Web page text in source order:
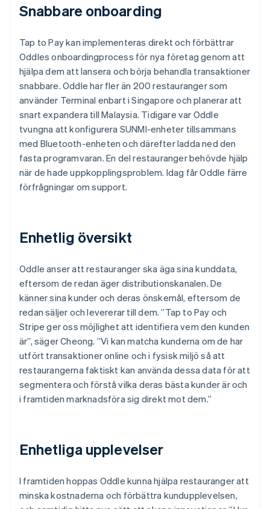
Snabbare onboarding
Tap to Pay kan implementeras direkt och förbättrar
Oddles onboardingprocess för nya företag genom att
hjälpa dem att lansera och börja behandla transaktioner
snabbare. Oddle har fler än 200 restauranger som
använder Terminal enbart i Singapore och planerar att
snart expandera till Malaysia. Tidigare var Oddle
tvungna att konfigurera SUNMI-enheter tillsammans
med Bluetooth-enheten och därefter ladda ned den
fasta programvaran. En del restauranger behövde hjälp
när de hade uppkopplingsproblem. Idag får Oddle färre
förfrågningar om support.
Enhetlig översikt
Oddle anser att restauranger ska äga sina kunddata,
eftersom de redan äger distributionskanalen. De
känner sina kunder och deras önskemål, eftersom de
redan säljer och levererar till dem. ”Tap to Pay och
Stripe ger oss möjlighet att identifiera vem den kunden
är”, säger Cheong. ”Vi kan matcha kunderna om de har
utfört transaktioner online och i fysisk miljö så att
restaurangerna faktiskt kan använda dessa data för att
segmentera och förstå vilka deras bästa kunder är och
i framtiden marknadsföra sig direkt mot dem.”
Enhetliga upplevelser
I framtiden hoppas Oddle kunna hjälpa restauranger att
minska kostnaderna och förbättra kundupplevelsen,